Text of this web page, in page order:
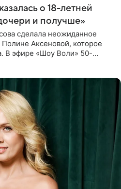
о 18-летней
и получше»
сделала неожиданное
Аксеновой, которое
В эфире «Шоу Воли» 50-